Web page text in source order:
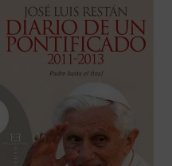
La Iglesia, dijo a los seminaristas de Roma,
es el árbol de Dios, y por eso no hay motivo
para que nos dejemos impresionar por los
truenos de dentro o de fuera. Y aunque el
vendaval arranque las ramas secas y
otras parezcan a punto de morir, el ...